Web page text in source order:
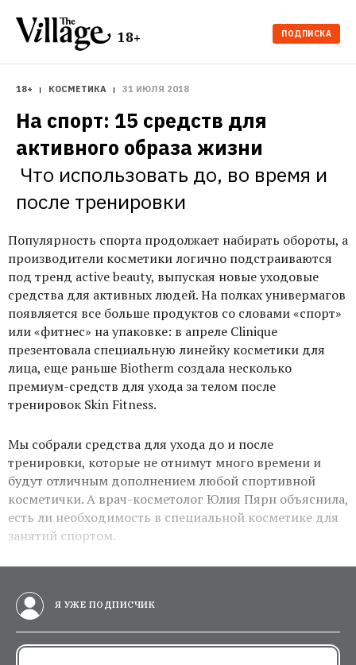
18+ ПОДПИСКА
18+ КОСМЕТИКА 31 ИЮЛЯ 2018
На спорт: 15 средств для
Что использовать до, во время и
после тренировки
Популярность спорта продолжает набирать обороты, а
производители косметики логично подстраиваются
под тренд active beauty, выпуская новые уходовые
средства для активных людей. На полках универмагов
появляется все больше продуктов со словами «спорт»
или «фитнес» на упаковке: в апреле Clinique
презентовала специальную линейку косметики для
лица, еще раньше Biotherm создала несколько
премиум-средств для ухода за телом после
тренировок Skin Fitness.
Мы собрали средства для ухода до и после
тренировки, которые не отнимут много времени и
будут отличным дополнением любой спортивной
косметички. А врач-косметолог Юлия Пярн объяснила,
есть ли необходимость в специальной косметике для
занятий спортом.
Я УЖЕ ПОДПИСЧИК